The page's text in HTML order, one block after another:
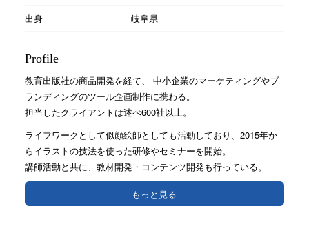
出身
岐阜県
Profile
教育出版社の商品開発を経て、 中小企業のマーケティングやブ
ランディングのツール企画制作に携わる。
担当したクライアントは述べ600社以上。
ライフワークとして似顔絵師としても活動しており、2015年か
らイラストの技法を使った研修やセミナーを開始。
講師活動と共に、教材開発・コンテンツ開発も行っている。
もっと見る